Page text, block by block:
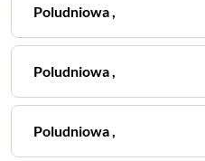
Poludniowa,
Poludniowa,
Poludniowa,